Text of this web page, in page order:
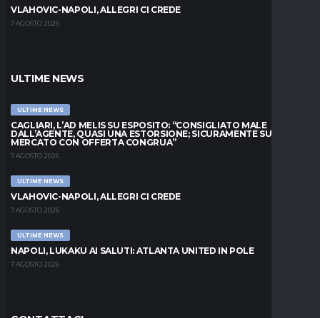
VLAHOVIC-NAPOLI, ALLEGRI CI CREDE
7 AGOSTO 2026
ULTIME NEWS
ULTIME NEWS
CAGLIARI, L’AD MELIS SU ESPOSITO: “CONSIGLIATO MALE
DALL’AGENTE, QUASI UNA ESTORSIONE; SICURAMENTE SUL
MERCATO CON OFFERTA CONGRUA”
7 AGOSTO 2026
ULTIME NEWS
VLAHOVIC-NAPOLI, ALLEGRI CI CREDE
7 AGOSTO 2026
ULTIME NEWS
NAPOLI, LUKAKU AI SALUTI: ATLANTA UNITED IN POLE
7 AGOSTO 2026